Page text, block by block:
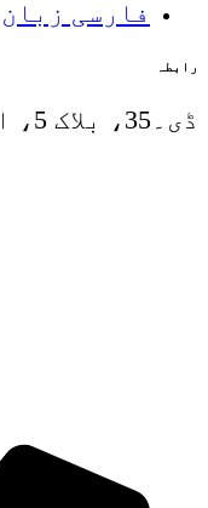
فارسی زبان
بی ایریا، کراچی